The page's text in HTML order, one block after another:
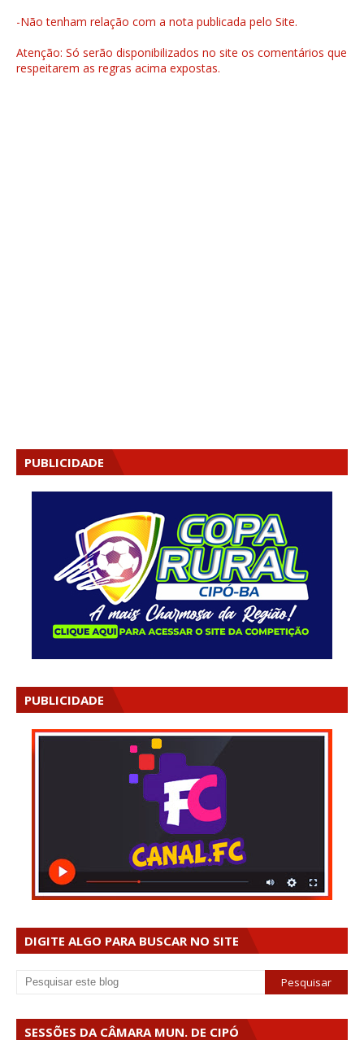
-Não tenham relação com a nota publicada pelo Site.
Atenção: Só serão disponibilizados no site os comentários que
respeitarem as regras acima expostas.
PUBLICIDADE
PUBLICIDADE
DIGITE ALGO PARA BUSCAR NO SITE
SESSÕES DA CÂMARA MUN. DE CIPÓ